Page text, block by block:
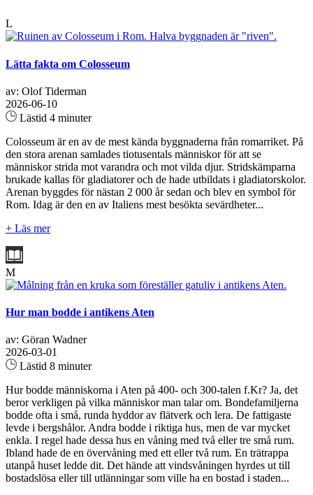
L
Lätta fakta om Colosseum
av: Olof Tiderman
2026-06-10
Lästid 4 minuter
Colosseum är en av de mest kända byggnaderna från romarriket. På
den stora arenan samlades tiotusentals människor för att se
människor strida mot varandra och mot vilda djur. Stridskämparna
brukade kallas för gladiatorer och de hade utbildats i gladiatorskolor.
Arenan byggdes för nästan 2 000 år sedan och blev en symbol för
Rom. Idag är den en av Italiens mest besökta sevärdheter...
+ Läs mer
M
Hur man bodde i antikens Aten
av: Göran Wadner
2026-03-01
Lästid 8 minuter
Hur bodde människorna i Aten på 400- och 300-talen f.Kr? Ja, det
beror verkligen på vilka människor man talar om. Bondefamiljerna
bodde ofta i små, runda hyddor av flätverk och lera. De fattigaste
levde i bergshålor. Andra bodde i riktiga hus, men de var mycket
enkla. I regel hade dessa hus en våning med två eller tre små rum.
Ibland hade de en övervåning med ett eller två rum. En trätrappa
utanpå huset ledde dit. Det hände att vindsvåningen hyrdes ut till
bostadslösa eller till utlänningar som ville ha en bostad i staden...